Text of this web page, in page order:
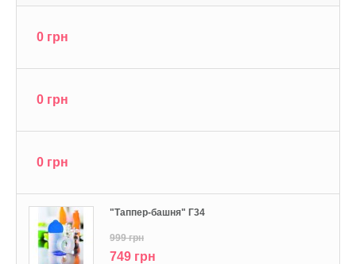
0 грн
0 грн
0 грн
"Tаппер-башня" Г34
999 грн
749 грн